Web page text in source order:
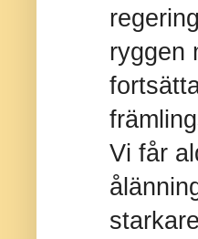
ryggen
Vi får